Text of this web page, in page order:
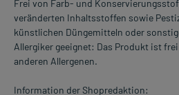
Frei von Farb- und
veränderten Inhaltsstoffen sowie
künstlichen Düngemitteln oder
Allergiker geeignet: Das Produkt ist
anderen Allergenen.
Information der Shopredaktion: